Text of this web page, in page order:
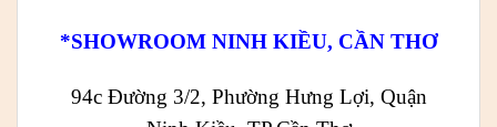
*SHOWROOM NINH KIỀU, CẦN THƠ
94c Đường 3/2, Phường Hưng Lợi, Quận